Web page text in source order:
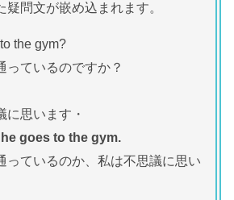
疑問文が嵌め込まれます。
the gym?
っているのですか？
に思います・
goes to the gym.
っているのか、私は不思議に思い